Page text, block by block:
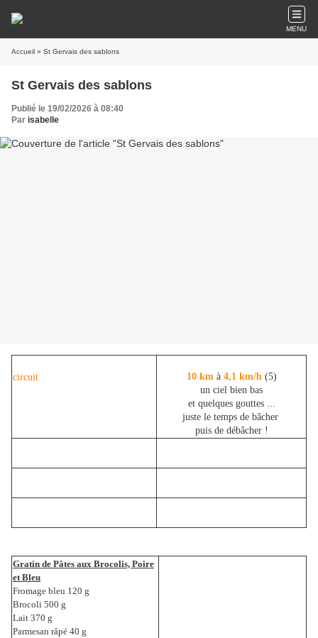
MENU
Accueil » St Gervais des sablons
St Gervais des sablons
Publié le 19/02/2026 à 08:40
Par isabelle
circuit 10 kmà 4,1 km/h(5)
un ciel bien bas
et quelques gouttes ...
juste le temps de bâcher
puis de débâcher !
Gratin de Pâtes aux Brocolis, Poire
et Bleu
Fromage bleu 120 g
Brocoli 500 g
Lait 370 g
Parmesan râpé 40 g